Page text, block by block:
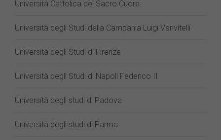
Università Cattolica del Sacro Cuore
Università degli Studi della Campania Luigi Vanvitelli
Università degli Studi di Firenze
Università degli Studi di Napoli Federico II
Università degli studi di Padova
Università degli studi di Parma